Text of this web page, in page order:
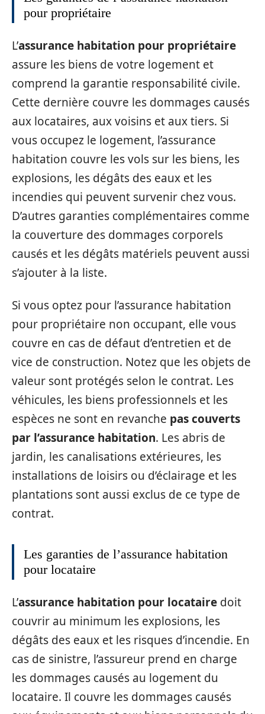
pour propriétaire
L’assurance habitation pour propriétaire
assure les biens de votre logement et
comprend la garantie responsabilité civile.
Cette dernière couvre les dommages causés
aux locataires, aux voisins et aux tiers. Si
vous occupez le logement, l’assurance
habitation couvre les vols sur les biens, les
explosions, les dégâts des eaux et les
incendies qui peuvent survenir chez vous.
D’autres garanties complémentaires comme
la couverture des dommages corporels
causés et les dégâts matériels peuvent aussi
s’ajouter à la liste.
Si vous optez pour l’assurance habitation
pour propriétaire non occupant, elle vous
couvre en cas de défaut d’entretien et de
vice de construction. Notez que les objets de
valeur sont protégés selon le contrat. Les
véhicules, les biens professionnels et les
espèces ne sont en revanche pas couverts
par l’assurance habitation. Les abris de
jardin, les canalisations extérieures, les
installations de loisirs ou d’éclairage et les
plantations sont aussi exclus de ce type de
contrat.
Les garanties de l’assurance habitation
pour locataire
L’assurance habitation pour locataire doit
couvrir au minimum les explosions, les
dégâts des eaux et les risques d’incendie. En
cas de sinistre, l’assureur prend en charge
les dommages causés au logement du
locataire. Il couvre les dommages causés